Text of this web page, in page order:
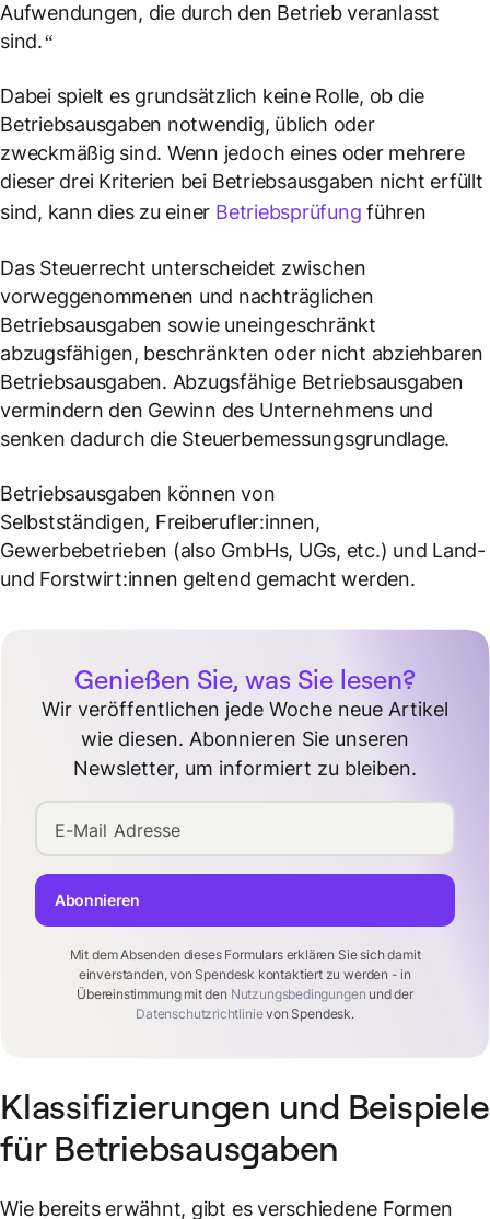
Aufwendungen, die durch den Betrieb veranlasst
sind.“
Dabei spielt es grundsätzlich keine Rolle, ob die
Betriebsausgaben notwendig, üblich oder
zweckmäßig sind. Wenn jedoch eines oder mehrere
dieser drei Kriterien bei Betriebsausgaben nicht erfüllt
sind, kann dies zu einer Betriebsprüfung führen
Das Steuerrecht unterscheidet zwischen
vorweggenommenen und nachträglichen
Betriebsausgaben sowie uneingeschränkt
abzugsfähigen, beschränkten oder nicht abziehbaren
Betriebsausgaben. Abzugsfähige Betriebsausgaben
vermindern den Gewinn des Unternehmens und
senken dadurch die Steuerbemessungsgrundlage.
Betriebsausgaben können von
Selbstständigen, Freiberufler:innen,
Gewerbebetrieben (also GmbHs, UGs, etc.) und Land-
und Forstwirt:innen geltend gemacht werden.
Genießen Sie, was Sie lesen?
Wir veröffentlichen jede Woche neue Artikel
wie diesen. Abonnieren Sie unseren
Newsletter, um informiert zu bleiben.
E-Mail Adresse
Mit dem Absenden dieses Formulars erklären Sie sich damit
einverstanden, von Spendesk kontaktiert zu werden - in
Übereinstimmung mit den Nutzungsbedingungen und der
Datenschutzrichtlinievon Spendesk.
Abonnieren
Klassifizierungen und Beispiele
für Betriebsausgaben
Wie bereits erwähnt, gibt es verschiedene Formen